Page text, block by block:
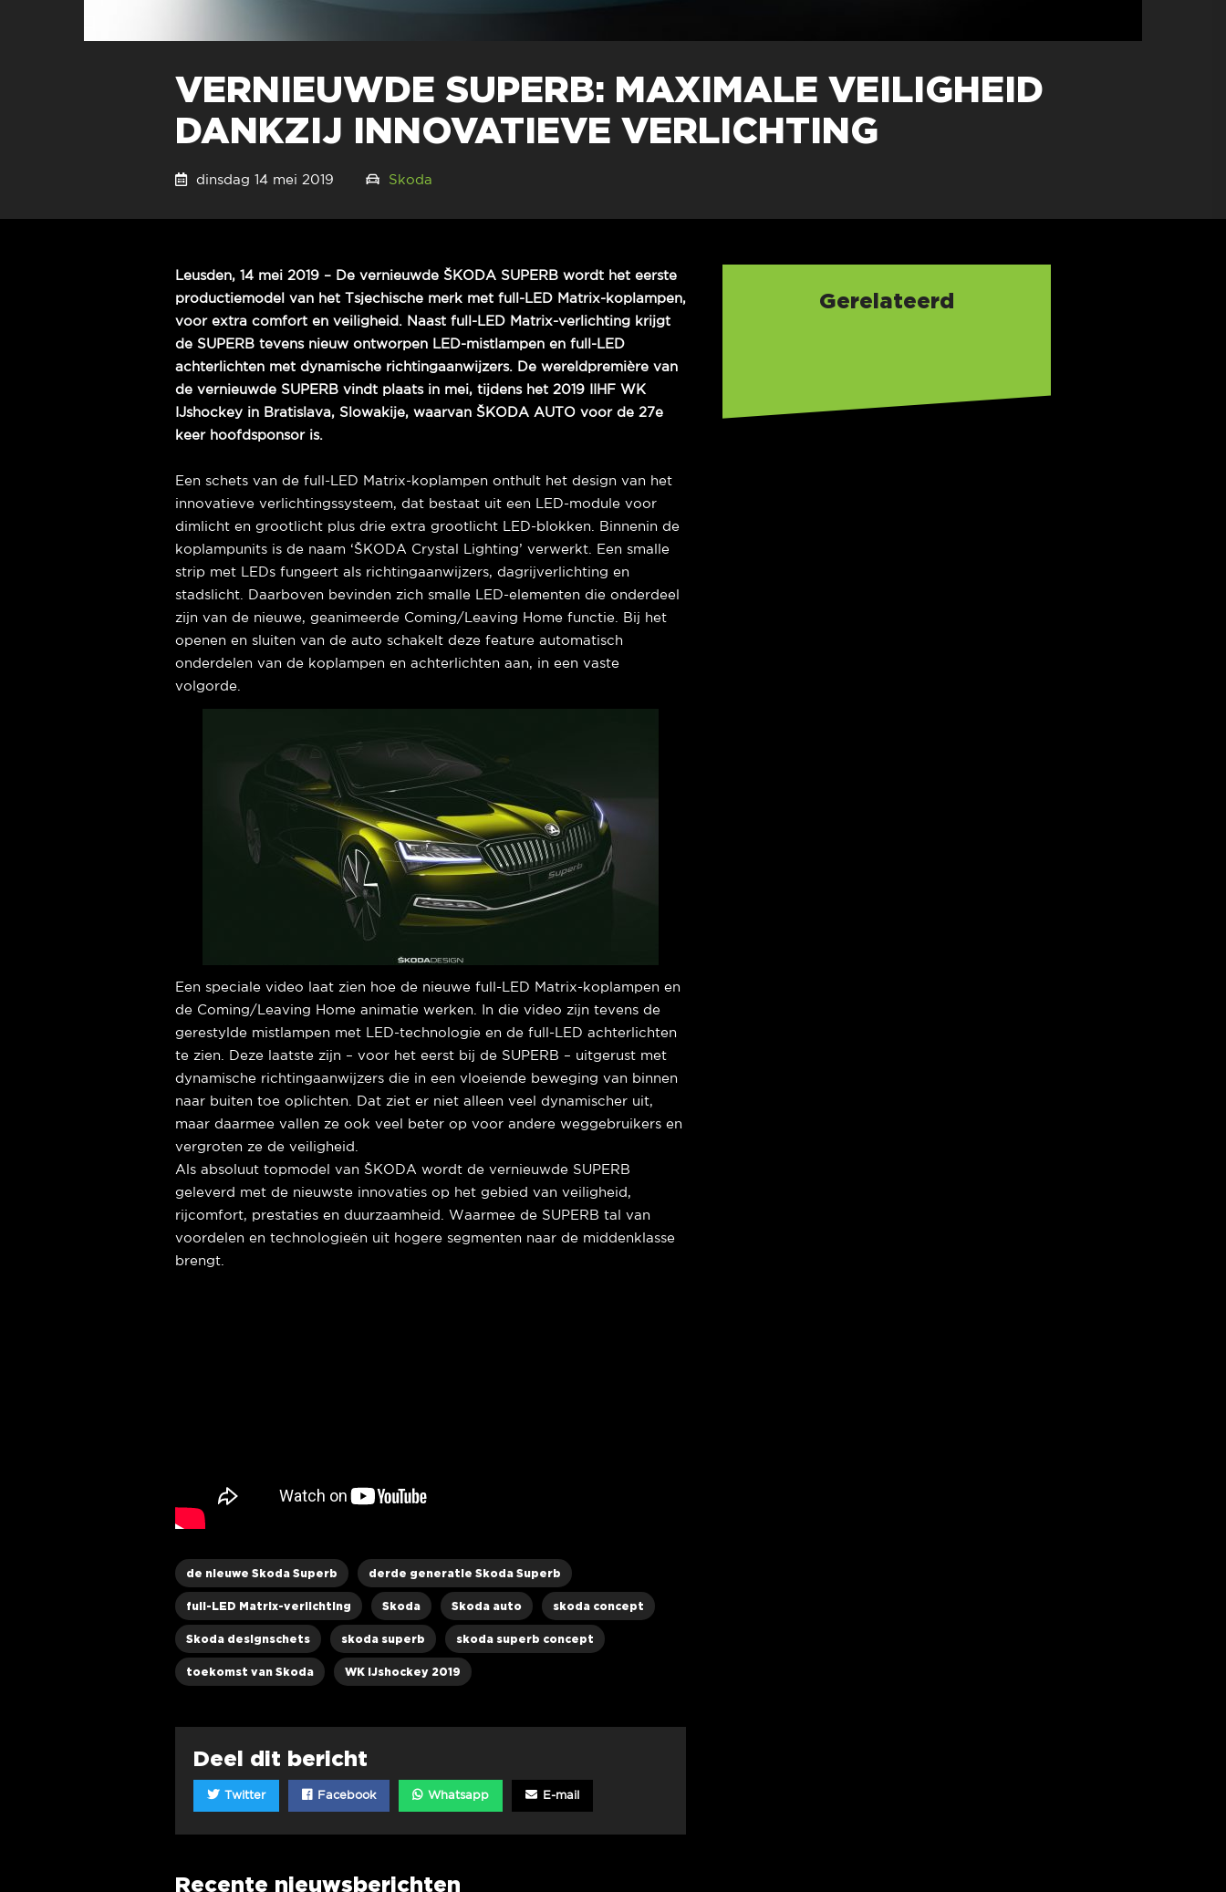
VERNIEUWDE SUPERB: MAXIMALE VEILIGHEID
DANKZIJ INNOVATIEVE VERLICHTING
dinsdag 14 mei 2019 Skoda
Leusden, 14 mei 2019 – De vernieuwde ŠKODA SUPERB wordt het eerste
productiemodel van het Tsjechische merk met full-LED Matrix-koplampen,
voor extra comfort en veiligheid. Naast full-LED Matrix-verlichting krijgt
de SUPERB tevens nieuw ontworpen LED-mistlampen en full-LED
achterlichten met dynamische richtingaanwijzers. De wereldpremière van
de vernieuwde SUPERB vindt plaats in mei, tijdens het 2019 IIHF WK
IJshockey in Bratislava, Slowakije, waarvan ŠKODA AUTO voor de 27e
keer hoofdsponsor is.
Een schets van de full-LED Matrix-koplampen onthult het design van het
innovatieve verlichtingssysteem, dat bestaat uit een LED-module voor
dimlicht en grootlicht plus drie extra grootlicht LED-blokken. Binnenin de
koplampunits is de naam ‘ŠKODA Crystal Lighting’ verwerkt. Een smalle
strip met LEDs fungeert als richtingaanwijzers, dagrijverlichting en
stadslicht. Daarboven bevinden zich smalle LED-elementen die onderdeel
zijn van de nieuwe, geanimeerde Coming/Leaving Home functie. Bij het
openen en sluiten van de auto schakelt deze feature automatisch
onderdelen van de koplampen en achterlichten aan, in een vaste
volgorde.
Een speciale video laat zien hoe de nieuwe full-LED Matrix-koplampen en
de Coming/Leaving Home animatie werken. In die video zijn tevens de
gerestylde mistlampen met LED-technologie en de full-LED achterlichten
te zien. Deze laatste zijn – voor het eerst bij de SUPERB – uitgerust met
dynamische richtingaanwijzers die in een vloeiende beweging van binnen
naar buiten toe oplichten. Dat ziet er niet alleen veel dynamischer uit,
maar daarmee vallen ze ook veel beter op voor andere weggebruikers en
vergroten ze de veiligheid.
Als absoluut topmodel van ŠKODA wordt de vernieuwde SUPERB
geleverd met de nieuwste innovaties op het gebied van veiligheid,
rijcomfort, prestaties en duurzaamheid. Waarmee de SUPERB tal van
voordelen en technologieën uit hogere segmenten naar de middenklasse
brengt.
de nieuwe Skoda Superb derde generatie Skoda Superb
full-LED Matrix-verlichting Skoda Skoda auto skoda concept
Skoda designschets skoda superb skoda superb concept
toekomst van Skoda WK IJshockey 2019
Deel dit bericht
Twitter Facebook Whatsapp E-mail
Recente nieuwsberichten
Gerelateerd